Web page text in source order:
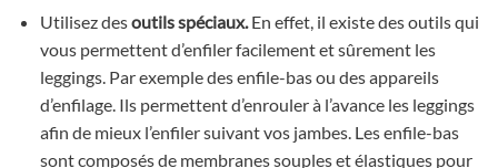
Utilisez desoutils spéciaux.En effet, il existe des outils qui
vous permettent d’enfiler facilement et sûrement les
leggings. Par exemple des enfile-bas ou des appareils
d’enfilage. Ils permettent d’enrouler à l’avance les leggings
afin de mieux l’enfiler suivant vos jambes. Les enfile-bas
sont composés de membranes souples et élastiques pour